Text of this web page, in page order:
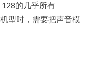
128的几乎所有
型时，需要把声音模